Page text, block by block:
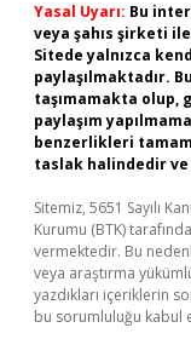
Yasal Uyarı: Bu
veya şahıs şirketi
Sitede yalnızca
paylaşılmaktadır.
taşımamakta olup,
paylaşım
benzerlikleri
taslak halindedir
Sitemiz, 5651 Sayılı
Kurumu (BTK)
vermektedir. Bu
veya araştırma
yazdıkları içeriklerin
bu sorumluluğu kabul